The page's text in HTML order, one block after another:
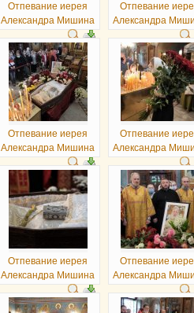
Отпевание иерея
Александра Мишина
Отпевание
Александра
Отпевание иерея
Александра Мишина
Отпевание
Александра
Отпевание иерея
Александра Мишина
Отпевание
Александра